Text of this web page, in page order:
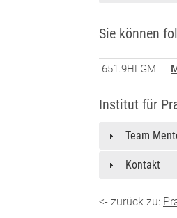
Sie können
651.9HLGM
Institut für
Team
Kontakt
<- zurück zu: